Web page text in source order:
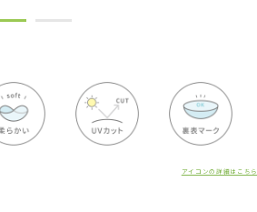
アイコンの詳細はこちら